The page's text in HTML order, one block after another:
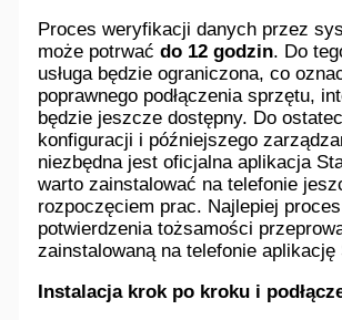
Proces weryfikacji danych przez
może potrwaćdo 12 godzin. Do
usługa będzie ograniczona, co
poprawnego podłączenia sprzętu,
będzie jeszcze dostępny. Do
konfiguracji i późniejszego
niezbędna jest oficjalna aplikacja
warto zainstalować na telefonie
rozpoczęciem prac. Najlepiej proces
potwierdzenia tożsamości
zainstalowaną na telefonie aplikację
Instalacja krok po kroku i